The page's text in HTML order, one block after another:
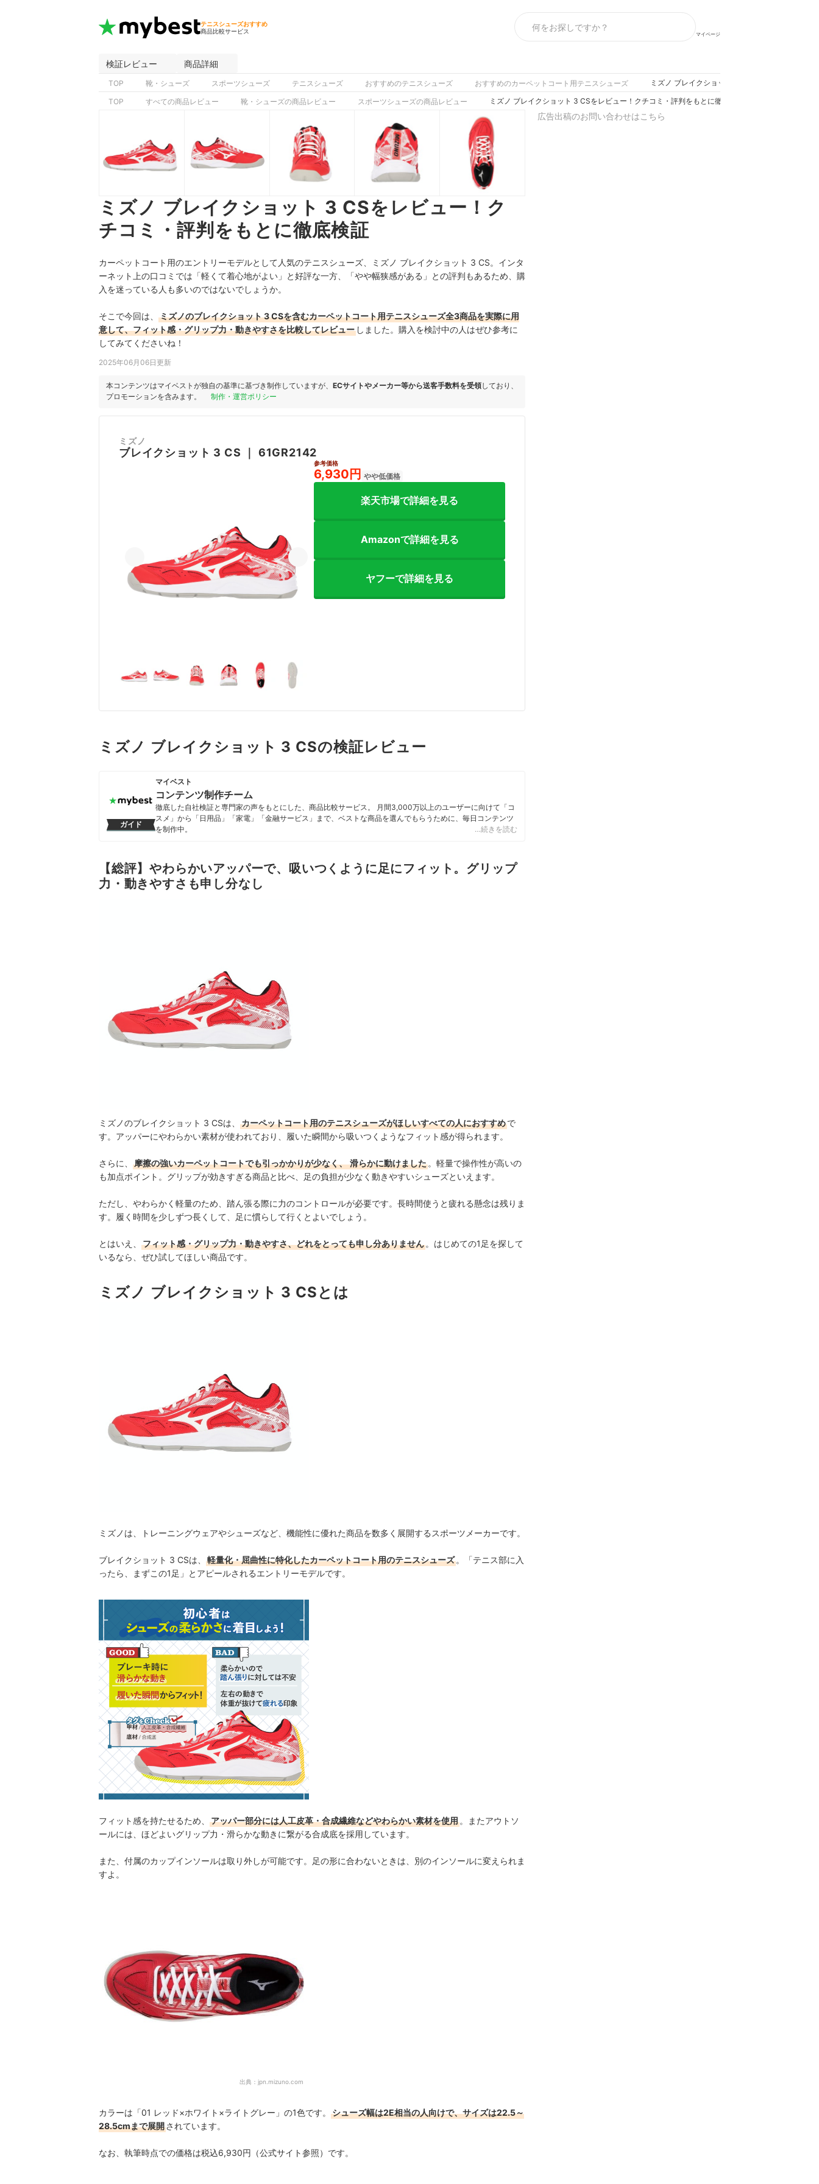
テニスシューズおすすめ
商品比較サービス
マイページ
検証レビュー 商品詳細
TOP 靴・シューズ スポーツシューズ テニスシューズ おすすめのテニスシューズ おすすめのカーペットコート用テニスシューズ ミズノ ブレイクショット 3 CSをレビュー！クチ
TOP すべての商品レビュー 靴・シューズの商品レビュー スポーツシューズの商品レビュー ミズノ ブレイクショット 3 CSをレビュー！クチコミ・評判をもとに徹底検証
ミズノ ブレイクショット 3 CSをレビュー！ク
チコミ・評判をもとに徹底検証
カーペットコート用のエントリーモデルとして人気のテニスシューズ、ミズノ ブレイクショット 3 CS。インタ
ーネット上の口コミでは「軽くて着心地がよい」と好評な一方、「やや幅狭感がある」との評判もあるため、購
入を迷っている人も多いのではないでしょうか。
そこで今回は、
ミズノのブレイクショット 3 CSを含むカーペットコート用テニスシューズ全3商品を実際に用
意して、フィット感・グリップ力・動きやすさを比較してレビュー しました。購入を検討中の人はぜひ参考に
してみてくださいね！
2025年06月06日更新
本コンテンツはマイベストが独自の基準に基づき制作していますが、 ECサイトやメーカー等から送客手数料を受領しており、
プロモーションを含みます。
制作・運営ポリシー
ミズノ
ブレイクショット 3 CS 61GR2142
参考価格
6,930円 やや低価格
楽天市場で詳細を見る
Amazonで詳細を見る
ヤフーで詳細を見る
ミズノ ブレイクショット 3 CSの検証レビュー
ガイド
マイベスト
コンテンツ制作チーム
徹底した自社検証と専門家の声をもとにした、商品比較サービス。 月間3,000万以上のユーザーに向けて「コ
スメ」から「日用品」「家電」「金融サービス」まで、ベストな商品を選んでもらうために、毎日コンテンツ
を制作中。
…続きを読む
【総評】やわらかいアッパーで、吸いつくように足にフィット。グリップ
力・動きやすさも申し分なし
ミズノのブレイクショット 3 CSは、 カーペットコート用のテニスシューズがほしいすべての人におすすめで
す。アッパーにやわらかい素材が使われており、履いた瞬間から吸いつくようなフィット感が得られます。
さらに、 摩擦の強いカーペットコートでも引っかかりが少なく、 滑らかに動けました 。軽量で操作性が高いの
も加点ポイント。グリップが効きすぎる商品と比べ、足の負担が少なく動きやすいシューズといえます。
ただし、やわらかく軽量のため、踏ん張る際に力のコントロールが必要です。長時間使うと疲れる懸念は残りま
す。履く時間を少しずつ長くして、足に慣らして行くとよいでしょう。
とはいえ、 フィット感・グリップ力・動きやすさ、どれをとっても申し分ありません 。はじめての1足を探して
いるなら、ぜひ試してほしい商品です。
ミズノ ブレイクショット 3 CSとは
ミズノは、トレーニングウェアやシューズなど、機能性に優れた商品を数多く展開するスポーツメーカーです。
ブレイクショット 3 CSは、 軽量化・屈曲性に特化したカーペットコート用のテニスシューズ 。「テニス部に入
ったら、まずこの1足」とアピールされるエントリーモデルです。
フィット感を持たせるため、 アッパー部分には人工皮革・合成繊維などやわらかい素材を使用 。またアウトソ
ールには、ほどよいグリップ力・滑らかな動きに繋がる合成底を採用しています。
また、付属のカップインソールは取り外しが可能です。足の形に合わないときは、別のインソールに変えられま
すよ。
出典： jpn.mizuno.com
カラーは「01 レッド×ホワイト×ライトグレー」の1色です。
シューズ幅は2E相当の人向けで、サイズは22.5～
28.5cmまで展開されています。
なお、執筆時点での価格は税込6,930円（公式サイト参照）です。
広告出稿のお問い合わせはこちら